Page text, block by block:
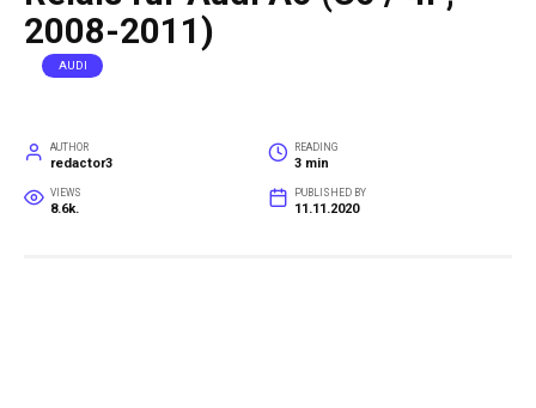
2008-2011)
AUDI
AUTHOR
redactor3
READING
3 min
VIEWS
8.6k.
PUBLISHED BY
11.11.2020